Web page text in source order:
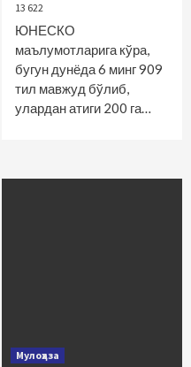
13 622
ЮНЕСКО
маълумотларига кўра,
бугун дунёда 6 минг 909
тил мавжуд бўлиб,
улардан атиги 200 га…
Мулоҳаза